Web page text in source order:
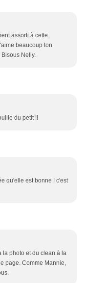
assorti à cette
beaucoup ton
Bisous Nelly.
du petit !!
qu'elle est bonne ! c'est
la photo et du clean à la
page. Comme Mannie,